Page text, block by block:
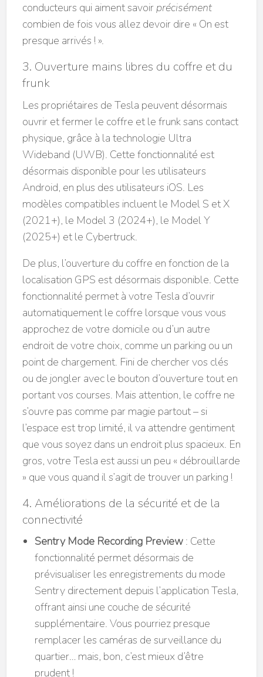
conducteurs qui aiment savoirprécisément
combien de fois vous allez devoir dire « On est
presque arrivés ! ».
3. Ouverture mains libres du coffre et du
frunk
Les propriétaires de Tesla peuvent désormais
ouvrir et fermer le coffre et le frunk sans contact
physique, grâce à la technologie Ultra
Wideband (UWB). Cette fonctionnalité est
désormais disponible pour les utilisateurs
Android, en plus des utilisateurs iOS. Les
modèles compatibles incluent le Model S et X
(2021+), le Model 3 (2024+), le Model Y
(2025+) et le Cybertruck.
De plus, l’ouverture du coffre en fonction de la
localisation GPS est désormais disponible. Cette
fonctionnalité permet à votre Tesla d’ouvrir
automatiquement le coffre lorsque vous vous
approchez de votre domicile ou d’un autre
endroit de votre choix, comme un parking ou un
point de chargement. Fini de chercher vos clés
ou de jongler avec le bouton d’ouverture tout en
portant vos courses. Mais attention, le coffre ne
s’ouvre pas comme par magie partout – si
l’espace est trop limité, il va attendre gentiment
que vous soyez dans un endroit plus spacieux. En
gros, votre Tesla est aussi un peu « débrouillarde
» que vous quand il s’agit de trouver un parking !
4. Améliorations de la sécurité et de la
connectivité
Sentry Mode Recording Preview: Cette
fonctionnalité permet désormais de
prévisualiser les enregistrements du mode
Sentry directement depuis l’application Tesla,
offrant ainsi une couche de sécurité
supplémentaire. Vous pourriez presque
remplacer les caméras de surveillance du
quartier… mais, bon, c’est mieux d’être
prudent !